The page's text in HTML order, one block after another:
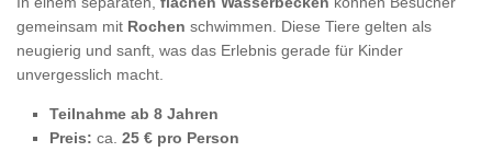
gemeinsam mit Rochen schwimmen. Diese Tiere gelten als
neugierig und sanft, was das Erlebnis gerade für Kinder
unvergesslich macht.
Teilnahme ab 8 Jahren
Preis: ca. 25 € pro Person